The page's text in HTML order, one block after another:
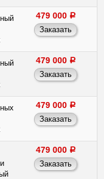
479 000 a
479 000 a
479 000 a
479 000 a